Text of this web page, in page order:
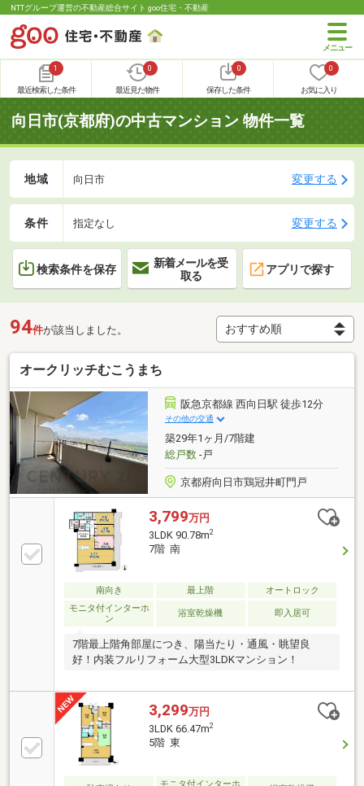
NTTグループ運営の不動産総合サイト goo住宅・不動産
1
最近検索した条件
0
最近見た物件
0
保存した条件
0
お気に入り
向日市(京都府)の中古マンション 物件一覧
地域 向日市 変更する
条件 指定なし 変更する
検索条件を保存
新着メールを受
取る
アプリで探す
94件が該当しました。
オークリッチむこうまち
阪急京都線 西向日駅 徒歩12分
その他の交通
築29年1ヶ月/7階建
総戸数-戸
京都府向日市鶏冠井町門戸
3,799万円
3LDK 90.78m2
7階 南
南向き 最上階
オートロック
モニタ付インターホ
ン
浴室乾燥機 即入居可
7階最上階角部屋につき、陽当たり・通風・眺望良
好！内装フルリフォーム大型3LDKマンション！
3,299万円
3LDK 66.47m2
5階 東
モニタ付インターホ